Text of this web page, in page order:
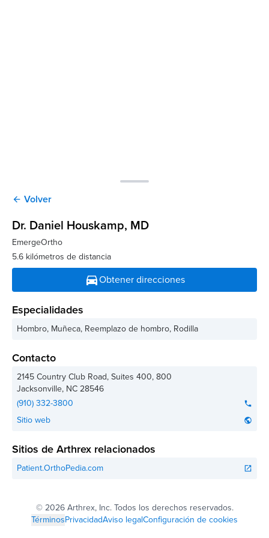
arrow_back Volver
Dr. Daniel Houskamp, MD
EmergeOrtho
5.6 kilómetros de distancia
directions_carObtener direcciones
Especialidades
Hombro, Muñeca, Reemplazo de hombro, Rodilla
Contacto
2145 Country Club Road, Suites 400, 800
Jacksonville, NC28546
(910) 332-3800
phone
Sitio web public
Sitios de Arthrex relacionados
Patient.OrthoPedia.com open_in_new
© 2026 Arthrex, Inc. Todos los derechos reservados.
TérminosPrivacidadAviso legalConfiguración de cookies